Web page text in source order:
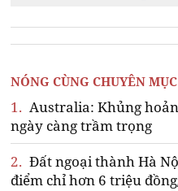
NÓNG CÙNG CHUYÊN MỤC
1. Australia: Khủng
ngày càng trầm trọng
2. Đất ngoại thành Hà
điểm chỉ hơn 6 triệu